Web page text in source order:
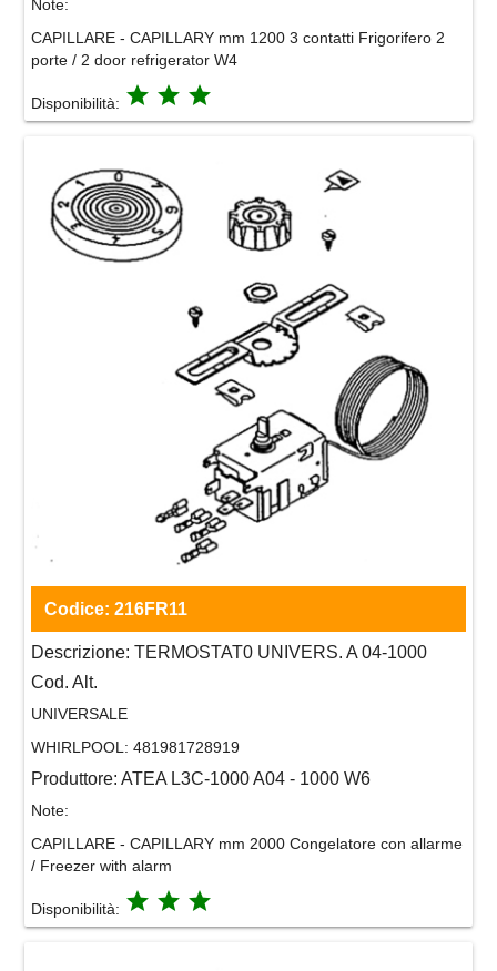
Note:
CAPILLARE - CAPILLARY mm 1200 3 contatti Frigorifero 2
porte / 2 door refrigerator W4
Disponibilità: grade grade grade
Codice: 216FR11
Descrizione: TERMOSTAT0 UNIVERS. A 04-1000
Cod. Alt.
UNIVERSALE
WHIRLPOOL: 481981728919
Produttore: ATEA L3C-1000 A04 - 1000 W6
Note:
CAPILLARE - CAPILLARY mm 2000 Congelatore con allarme
/ Freezer with alarm
Disponibilità: grade grade grade